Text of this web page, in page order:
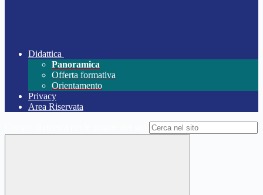
Didattica
Panoramica
Offerta formativa
Orientamento
Privacy
Area Riservata